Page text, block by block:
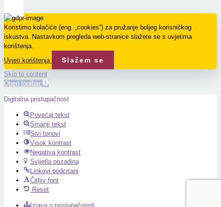
Koristimo kolačiće (eng. „cookies“) za pružanje boljeg korisničkog
iskustva. Nastavkom pregleda web-stranice slažete se s uvjetima
korištenja.
Uvjeti korištenja
Slažem se
Skip to content
Open toolbar
Digitalna pristupačnost
Povećaj tekst
Smanji tekst
Sivi tonovi
Visok kontrast
Negativa kontrast
Svijetla pozadina
Linkovi podcrtani
Čitljiv font
Reset
Izjava o pristupačnosti